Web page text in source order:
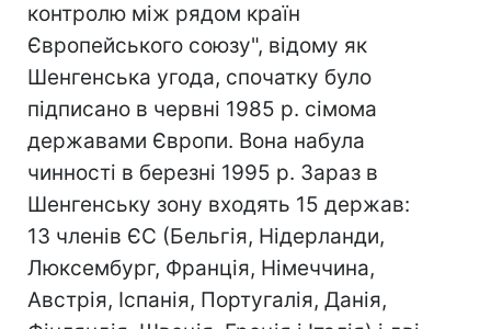
контролю між рядом країн
Європейського союзу", відому як
Шенгенська угода, спочатку було
підписано в червні 1985 р. сімома
державами Європи. Вона набула
чинності в березні 1995 р. Зараз в
Шенгенську зону входять 15 держав:
13 членів ЄС (Бельгія, Нідерланди,
Люксембург, Франція, Німеччина,
Австрія, Іспанія, Португалія, Данія,